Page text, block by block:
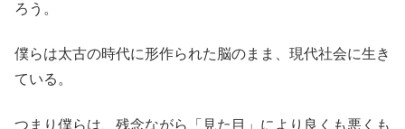
ろう。
僕らは太古の時代に形作られた脳のまま、現代社会に生き
ている。
つまり僕らは、残念ながら「見た目」により良くも悪くも